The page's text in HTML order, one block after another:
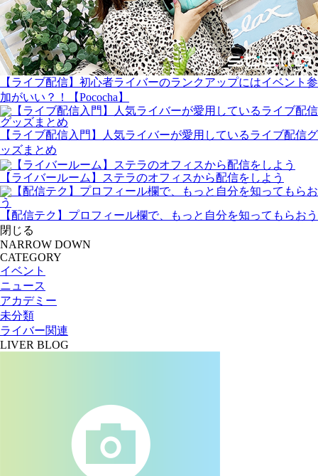
【ライブ配信】初心者ライバーのランクアップにはイベント参
加がいい？！【Pococha】
【ライブ配信入門】人気ライバーが愛用しているライブ配信グ
ッズまとめ
【ライバールーム】ステラのオフィスから配信をしよう
【配信テク】プロフィール欄で、もっと自分を知ってもらおう
閉じる
NARROW DOWN
CATEGORY
イベント
ニュース
アカデミー
未分類
ライバー関連
LIVER BLOG